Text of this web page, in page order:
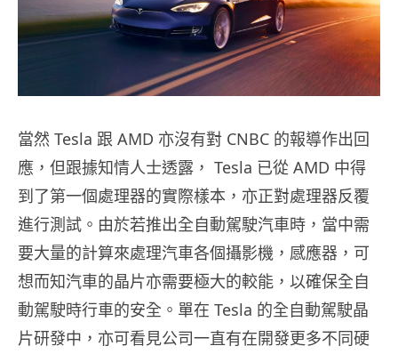
當然 Tesla 跟 AMD 亦沒有對 CNBC 的報導作出回
應，但跟據知情人士透露， Tesla 已從 AMD 中得
到了第一個處理器的實際樣本，亦正對處理器反覆
進行測試。由於若推出全自動駕駛汽車時，當中需
要大量的計算來處理汽車各個攝影機，感應器，可
想而知汽車的晶片亦需要極大的較能，以確保全自
動駕駛時行車的安全。單在 Tesla 的全自動駕駛晶
片研發中，亦可看見公司一直有在開發更多不同硬